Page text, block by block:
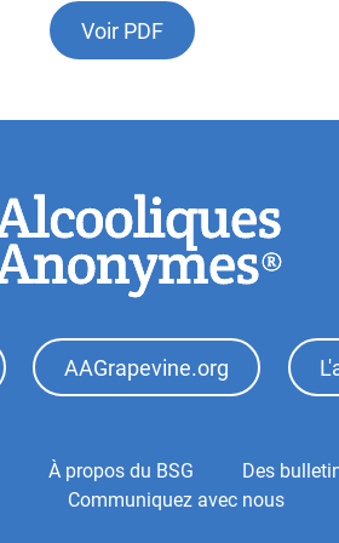
Voir PDF
AAGrapevine.org
À propos du BSG Des
Communiquez avec nous